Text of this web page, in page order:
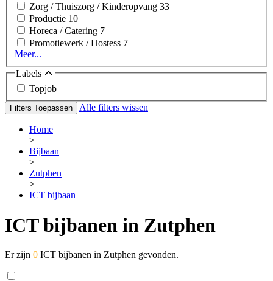
Zorg / Thuiszorg / Kinderopvang 33
Productie 10
Horeca / Catering 7
Promotiewerk / Hostess 7
Meer...
Labels
Topjob
Filters Toepassen Alle filters wissen
Home
>
Bijbaan
>
Zutphen
>
ICT bijbaan
ICT bijbanen in Zutphen
Er zijn 0 ICT bijbanen in Zutphen gevonden.